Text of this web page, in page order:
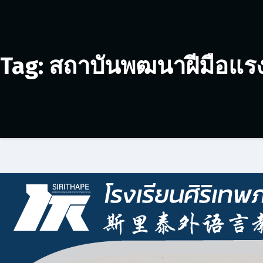
Tag: สถาบันพฒนาฝีมือแร